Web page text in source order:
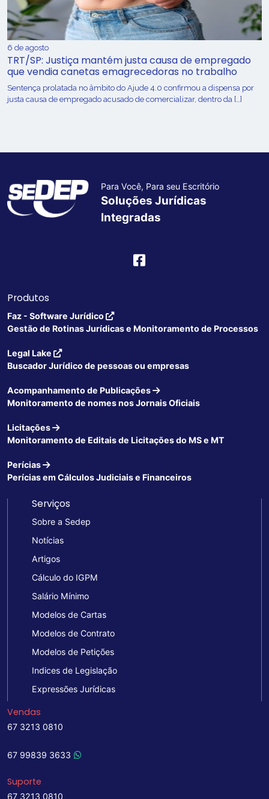
6 de agosto
TRT/SP: Justiça mantém justa causa de empregado
que vendia canetas emagrecedoras no trabalho
Sentença prolatada no âmbito do Ajude 4.0 confirmou a dispensa por
justa causa de empregado acusado de comercializar, dentro da […]
Para Você, Para seu Escritório
Soluções Jurídicas
Integradas
Produtos
Faz - Software Jurídico
Gestão de Rotinas Jurídicas e Monitoramento de Processos
Legal Lake
Buscador Jurídico de pessoas ou empresas
Acompanhamento de Publicações
Monitoramento de nomes nos Jornais Oficiais
Licitações
Monitoramento de Editais de Licitações do MS e MT
Perícias
Perícias em Cálculos Judiciais e Financeiros
Serviços
Sobre a Sedep
Notícias
Artigos
Cálculo do IGPM
Salário Mínimo
Modelos de Cartas
Modelos de Contrato
Modelos de Petições
Indices de Legislação
Expressões Jurídicas
Vendas
67 3213 0810
67 99839 3633
Suporte
67 3213 0810